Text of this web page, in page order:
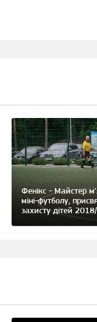
Фенікс - Майстер
міні-футболу,
захисту дітей